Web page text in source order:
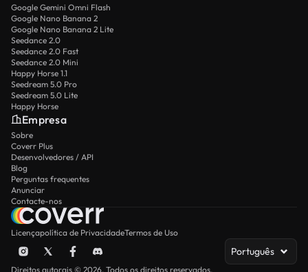
Google Gemini Omni Flash
Google Nano Banana 2
Google Nano Banana 2 Lite
Seedance 2.0
Seedance 2.0 Fast
Seedance 2.0 Mini
Happy Horse 1.1
Seedream 5.0 Pro
Seedream 5.0 Lite
Happy Horse
Empresa
Sobre
Coverr Plus
Desenvolvedores / API
Blog
Perguntas frequentes
Anunciar
Contacte-nos
Licençapolítica de PrivacidadeTermos de Uso
Português
Direitos autorais © 2026. Todos os direitos reservados.